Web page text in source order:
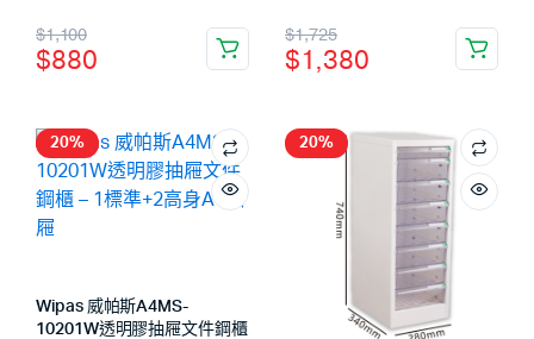
$1,100
$880
$1,725
$1,380
20%
Wipas 威帕斯A4MS-
10201W透明膠抽屜文件鋼櫃
20%